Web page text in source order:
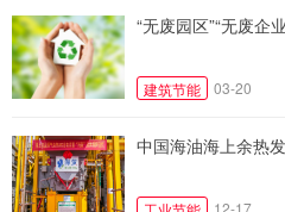
“无废园区”“无废企
建筑节能 03-20
中国海油海上余热
12-17